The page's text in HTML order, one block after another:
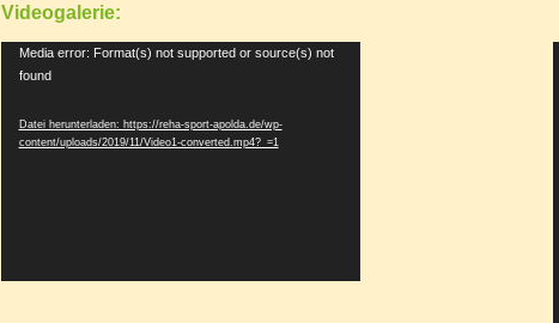
Videogalerie:
Video-
Player
Media error: Format(s) not supported or source(s) not
found
Datei herunterladen: https://reha-sport-apolda.de/wp-
content/uploads/2019/11/Video1-converted.mp4?_=1